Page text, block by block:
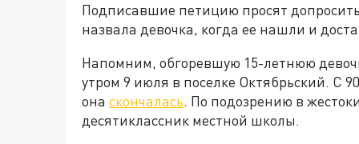
Подписавшие петицию просят
назвала девочка, когда ее нашли и
Напомним, обгоревшую 15-летнюю
утром 9 июля в поселке Октябрьский. С
она скончалась. По подозрению в
десятиклассник местной школы.